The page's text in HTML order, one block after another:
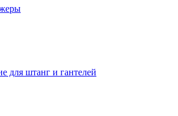
для штанг и гантелей